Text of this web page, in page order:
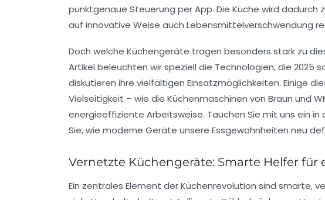
punktgenaue Steuerung per App. Die Küche wird
auf innovative Weise auch Lebensmittelverschwendung
Doch welche Küchengeräte tragen besonders stark zu
Artikel beleuchten wir speziell die Technologien, die 2025
diskutieren ihre vielfältigen Einsatzmöglichkeiten. Einige
Vielseitigkeit – wie die Küchenmaschinen von Braun und
energieeffiziente Arbeitsweise. Tauchen Sie mit uns ein
Sie, wie moderne Geräte unsere Essgewohnheiten neu
Vernetzte Küchengeräte: Smarte Helfer
Ein zentrales Element der Küchenrevolution sind smarte,